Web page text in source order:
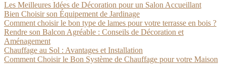
Les Meilleures Idées de Décoration pour un Salon Accueillant
Bien Choisir son Équipement de Jardinage
Comment choisir le bon type de lames pour votre terrasse en bois ?
Rendre son Balcon Agréable : Conseils de Décoration et
Aménagement
Chauffage au Sol : Avantages et Installation
Comment Choisir le Bon Système de Chauffage pour votre Maison